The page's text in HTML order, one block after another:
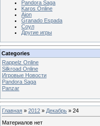
Pandora Saga
Karos Online
Aion
Granado Espada
Соул
Другие игры
Categories
Rappelz Online
Silkroad Online
Игровые Новости
Pandora Saga
Panzar
Главная » 2012 » Декабрь » 24
Материалов нет